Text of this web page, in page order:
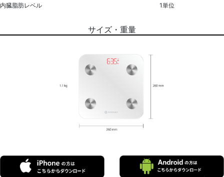
内臓脂肪レベル 1単位
サイズ・重量